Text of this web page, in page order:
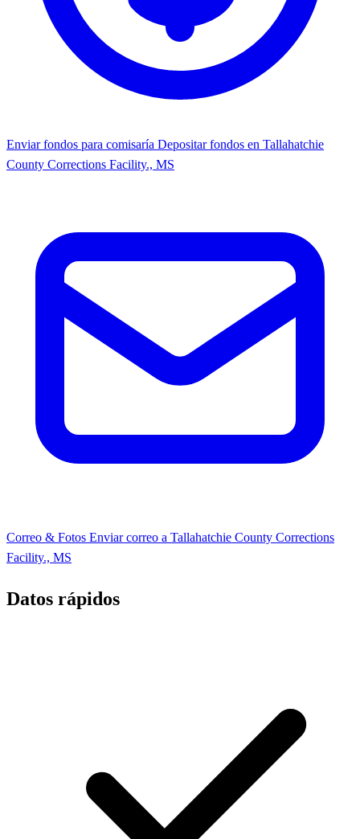
Enviar fondos para comisaría Depositar fondos en Tallahatchie
County Corrections Facility., MS
Correo & Fotos Enviar correo a Tallahatchie County Corrections
Facility., MS
Datos rápidos